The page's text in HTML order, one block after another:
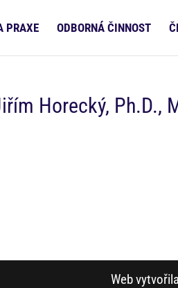
PRAXE ODBORNÁ ČINNOST
Horecký, Ph.D.,
Web